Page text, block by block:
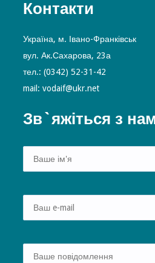
Контакти
Україна, м. Івано-Франківськ
вул. Ак.Сахарова, 23а
тел.: (0342) 52-31-42
mail: vodaif@ukr.net
Зв`яжіться з